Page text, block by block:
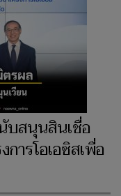
สนุนสินเชื่อ
ารโอเอซิสเพื่อ